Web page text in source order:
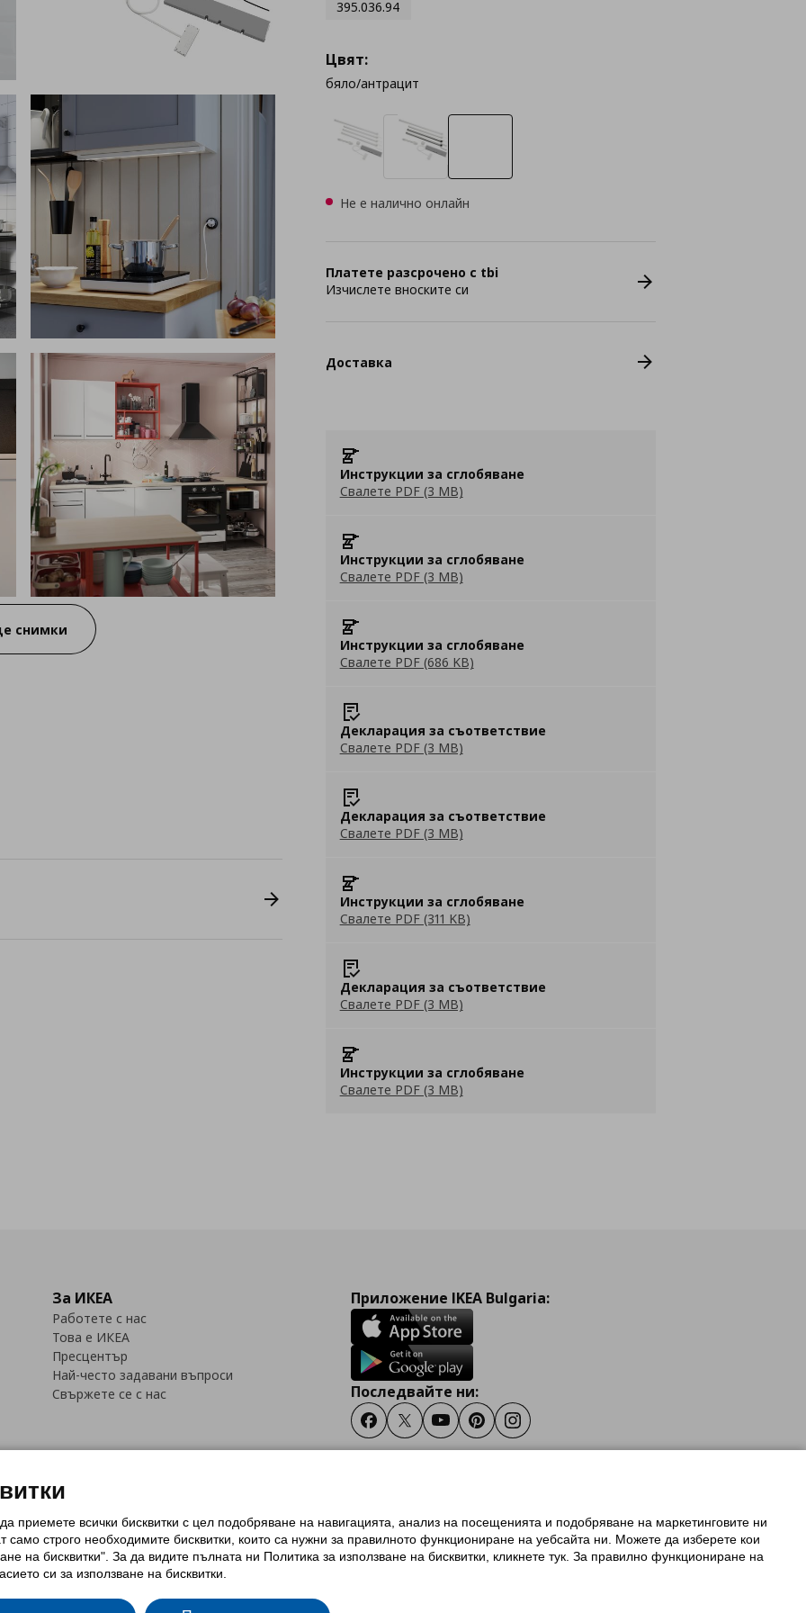
снимки
395.036.94
Цвят:
бяло/антрацит
Не е налично онлайн
Платете разсрочено с tbi
Изчислете вноските си
Доставка
Инструкции за сглобяване
Свалете PDF (3 MB)
Инструкции за сглобяване
Свалете PDF (3 MB)
Инструкции за сглобяване
Свалете PDF (686 KB)
Декларация за съответствие
Свалете PDF (3 MB)
Декларация за съответствие
Свалете PDF (3 MB)
Инструкции за сглобяване
Свалете PDF (311 KB)
Декларация за съответствие
Свалете PDF (3 MB)
Инструкции за сглобяване
Свалете PDF (3 MB)
За ИКЕА
Работете с нас
Това е ИКЕА
Пресцентър
Най-често задавани въпроси
Свържете се с нас
Приложение IKEA Bulgaria:
Последвайте ни:
FacebookTwitterYoutubePinterestInstagram
(Cookies)Избор на настройки за използване на бисквиткиУсловия за ползване на ikea.bg
за защита на личните данни на ikea.bg
Общи условия на програма IKEA Family
на програма IKEA Family
приемете всички бисквитки с цел подобряване на навигацията, анализ на посещенията и подобряване на маркетинговите ни
строго необходимитe бисквитки, които са нужни за правилното функциониране на уебсайта ни. Можете да изберете кои
на бисквитки". За да видите пълната ни Политика за използване на бисквитки, кликнете тук. За правилно функциониране на
си за използване на бисквитки.